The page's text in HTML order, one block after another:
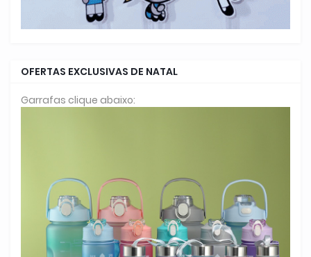
OFERTAS EXCLUSIVAS DE NATAL
Garrafas clique abaixo: